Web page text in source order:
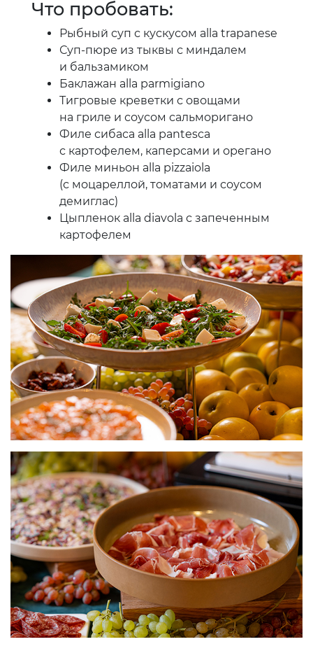
Что пробовать:
Рыбный суп с кускусом alla trapanese
Суп-пюре из тыквы с миндалем
и бальзамиком
Баклажан alla parmigiano
Тигровые креветки с овощами
на гриле и соусом сальморигано
Филе сибаса alla pantesca
с картофелем, каперсами и орегано
Филе миньон alla pizzaiola
(с моцареллой, томатами и соусом
демиглас)
Цыпленок alla diavola с запеченным
картофелем